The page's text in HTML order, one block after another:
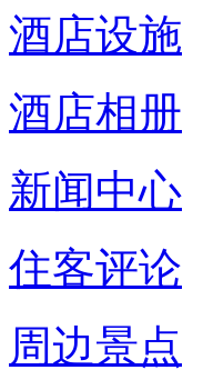
酒店设施
酒店相册
新闻中心
住客评论
周边景点